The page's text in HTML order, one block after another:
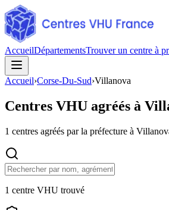
AccueilDépartementsTrouver un centre à
Accueil›Corse-Du-Sud›Villanova
Centres VHU agréés à
1 centres agréés par la préfecture à
1 centre VHU trouvé